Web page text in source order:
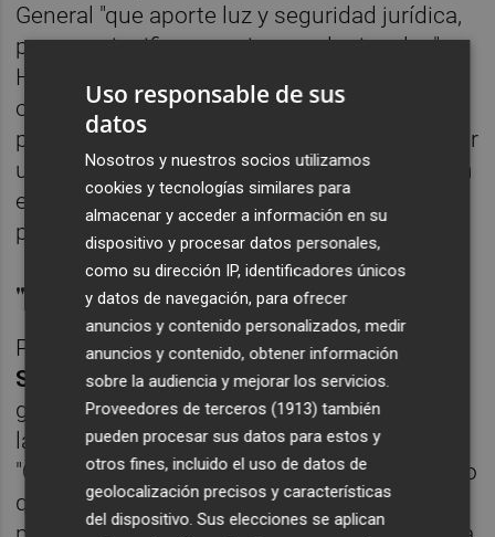
General "que aporte luz y seguridad jurídica,
pero no significa que sirva cualquier plan".
Ha criticado que no se haya contado con la
opinión de su grupo para elaborar dicho
plan. "Se debía de haber trabajado en aprobar
un Plan General Estructural ambicioso y, con
estas bases, trabajar el plan de ordenación
pormenorizada", ha añadido.
"Falta de diálogo y consenso"
Por su lado, el concejal del Grupo Popular
Sergio Toledoha recriminado al equipo de
gobierno la "falta de diálogo y consenso" en
la elaboración del nuevo Plan General.
"Queremos un Plan General, pero no al precio
que los partidos del Acord de Fadrell harán
Uso responsable de sus
datos
Nosotros y nuestros socios utilizamos
cookies y tecnologías similares para
almacenar y acceder a información en su
dispositivo y procesar datos personales,
como su dirección IP, identificadores únicos
y datos de navegación, para ofrecer
anuncios y contenido personalizados, medir
anuncios y contenido, obtener información
sobre la audiencia y mejorar los servicios.
Proveedores de terceros (1913) también
pueden procesar sus datos para estos y
otros fines, incluido el uso de datos de
geolocalización precisos y características
del dispositivo. Sus elecciones se aplican